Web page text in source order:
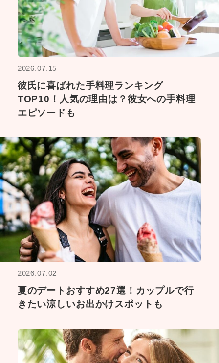
2026.07.15
彼氏に喜ばれた手料理ランキング
TOP10！人気の理由は？彼女への手料理
エピソードも
2026.07.02
夏のデートおすすめ27選！カップルで行
きたい涼しいお出かけスポットも